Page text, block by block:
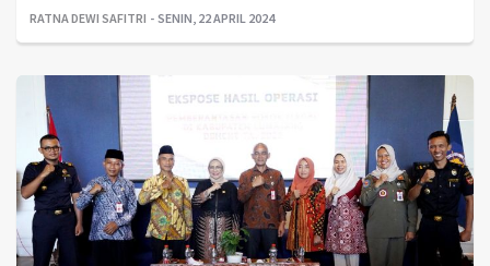
RATNA DEWI SAFITRI SENIN, 22 APRIL 2024